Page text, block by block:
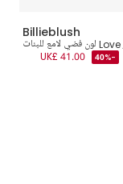
Billieblush
-40%
UK£ 41.00